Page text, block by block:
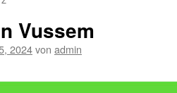
Vussem
2024von admin